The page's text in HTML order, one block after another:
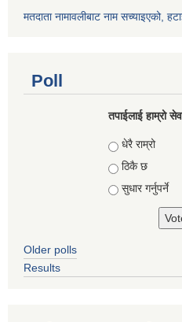
मतदाता नामावलीबाट नाम सच्याइएको,
Poll
तपाईलाई हाम्रो
Choices
धेरै राम्रो
ठिकै छ
सुधार गर्नुपर्ने
Older polls
Results